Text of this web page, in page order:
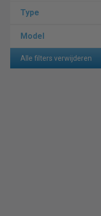
Type
Model
Alle filters verwijderen